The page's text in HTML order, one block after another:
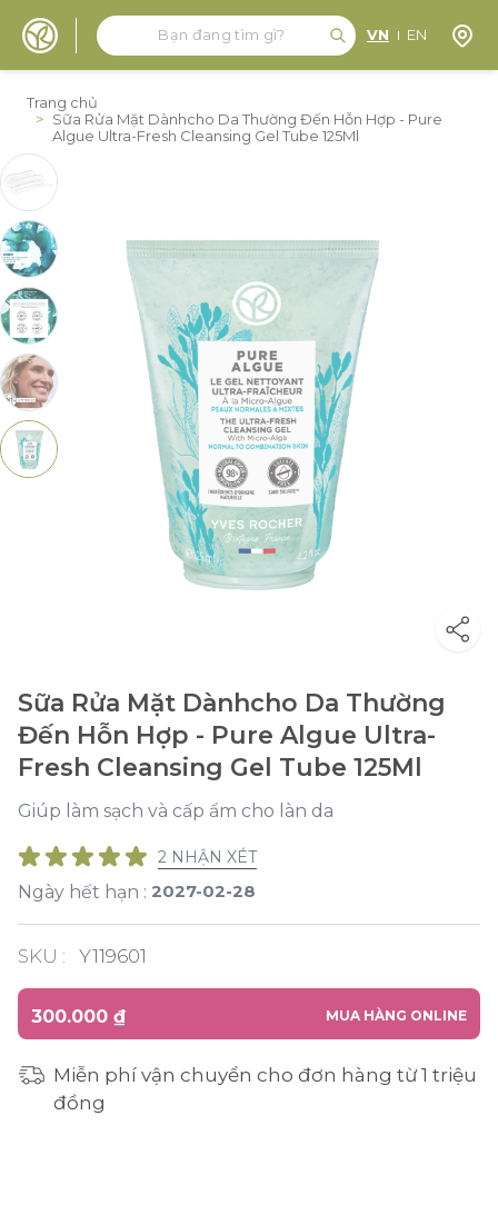
Tìm kiếm
Tìm kiếm
VN EN Định
Trang chủ
> Sữa Rửa Mặt Dànhcho Da Thường Đến Hỗn Hợp - Pure
Algue Ultra-Fresh Cleansing Gel Tube 125Ml
Sữa Rửa Mặt Dànhcho Da Thường
Đến Hỗn Hợp - Pure Algue Ultra-
Fresh Cleansing Gel Tube 125Ml
Giúp làm sạch và cấp ẩm cho làn da
2 NHẬN XÉT
Ngày hết hạn : 2027-02-28
SKU : Y119601
300.000 ₫ MUA HÀNG ONLINE
Miễn phí vận chuyển cho đơn hàng từ 1 triệu
đồng